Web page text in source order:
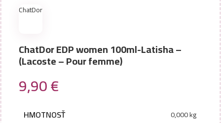
ChatDor
ChatDor EDP women 100ml-Latisha –
(Lacoste – Pour femme)
9,90€
HMOTNOSŤ 0,000 kg